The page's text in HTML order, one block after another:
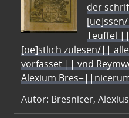
der
Teuffel
[oe]stlich zulesen/||
vorfasset || vnd
Alexium
Autor: Bresnicer, Alexius